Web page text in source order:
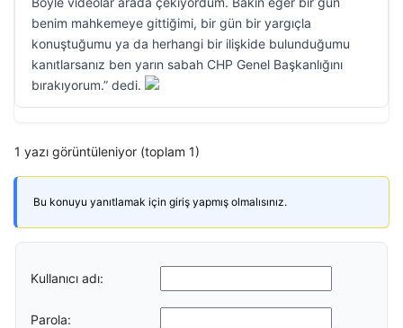
benim mahkemeye gittiğimi, bir gün bir yargıçla
konuştuğumu ya da herhangi bir ilişkide bulunduğumu
kanıtlarsanız ben yarın sabah CHP Genel Başkanlığını
bırakıyorum.” dedi.
1 yazı görüntüleniyor (toplam 1)
Bu konuyu yanıtlamak için giriş yapmış olmalısınız.
Kullanıcı adı:
Parola: